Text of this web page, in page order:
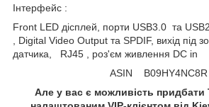
Інтерфейс :
Front LED дісплей, порти USB3.0 та
, Digital Video Output та SPDIF, вихід під
датчика, RJ45 , роз'єм живлення DC in
ASIN B09HY4NC8R
Але у вас є можливість придбати